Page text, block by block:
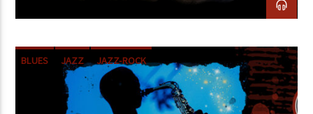
BLUES JAZZ JAZZ-ROCK